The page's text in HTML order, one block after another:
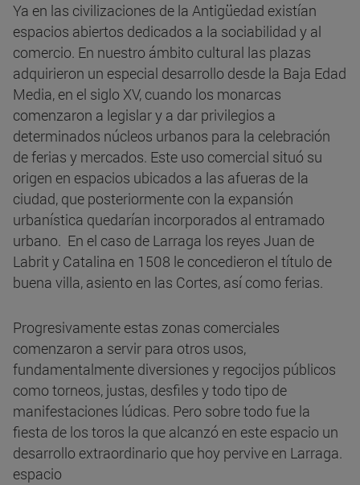
Ya en las civilizaciones de la Antigüedad existían
espacios abiertos dedicados a la sociabilidad y al
comercio. En nuestro ámbito cultural las plazas
adquirieron un especial desarrollo desde la Baja Edad
Media, en el siglo XV, cuando los monarcas
comenzaron a legislar y a dar privilegios a
determinados núcleos urbanos para la celebración
de ferias y mercados. Este uso comercial situó su
origen en espacios ubicados a las afueras de la
ciudad, que posteriormente con la expansión
urbanística quedarían incorporados al entramado
urbano. En el caso de Larraga los reyes Juan de
Labrit y Catalina en 1508 le concedieron el título de
buena villa, asiento en las Cortes, así como ferias.
Progresivamente estas zonas comerciales
comenzaron a servir para otros usos,
fundamentalmente diversiones y regocijos públicos
como torneos, justas, desfiles y todo tipo de
manifestaciones lúdicas. Pero sobre todo fue la
fiesta de los toros la que alcanzó en este espacio un
desarrollo extraordinario que hoy pervive en Larraga.
espacio